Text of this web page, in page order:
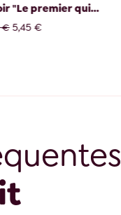
"Le premier qui...
5,45 €